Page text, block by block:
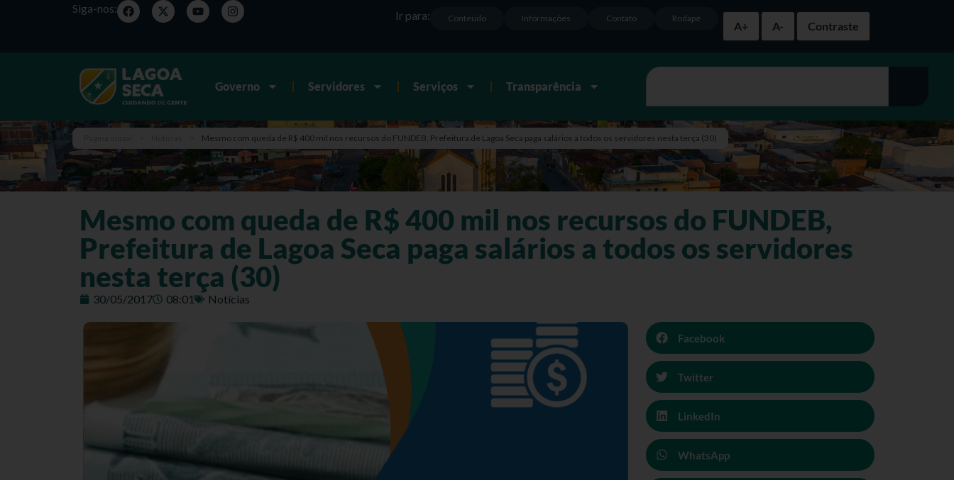
Siga-nos:
A+
A- Contraste
Rodapé
Contato
Informações
Conteúdo
Ir para:
Governo Servidores Serviços Transparência
Mesmo com queda de R$ 400 mil nos recursos do FUNDEB, Prefeitura de Lagoa Seca paga salários a todos os servidores nesta terça (30)
Mesmo com queda de R$ 400 mil nos recursos do FUNDEB,
Prefeitura de Lagoa Seca paga salários a todos os servidores
nesta terça (30)
30/05/2017 08:01 Notícias
Facebook
Twitter
LinkedIn
WhatsApp